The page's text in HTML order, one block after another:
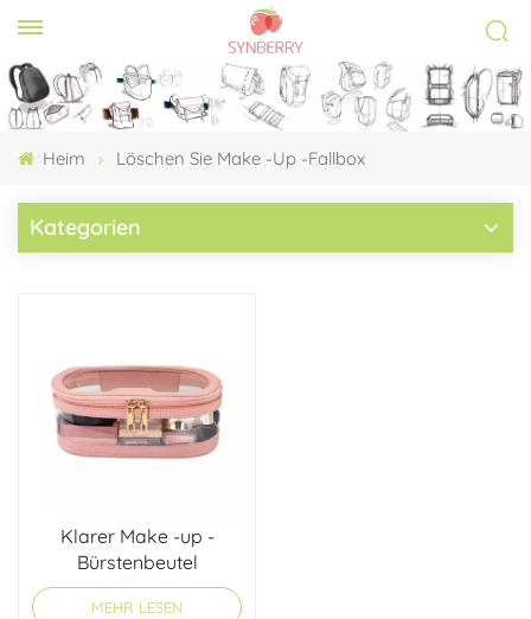
Heim Löschen Sie Make -up -Fallbox
Kategorien
Klarer Make -up -
Bürstenbeutel
MEHR LESEN